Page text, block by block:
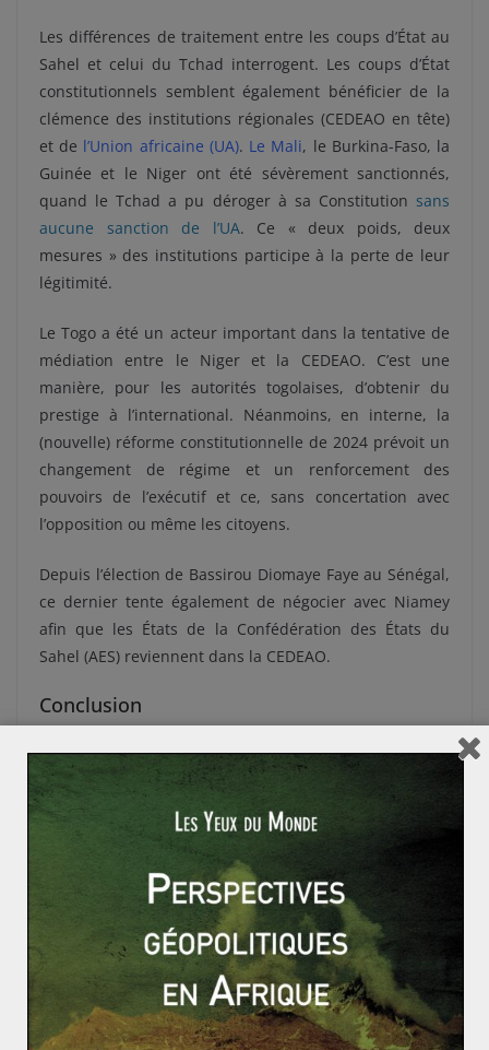
Les différences de traitement entre les coups d’État au
Sahel et celui du Tchad interrogent. Les coups d’État
constitutionnels semblent également bénéficier de la
clémence des institutions régionales (CEDEAO en tête)
et de l’Union africaine (UA). Le Mali, le Burkina-Faso, la
Guinée et le Niger ont été sévèrement sanctionnés,
quand le Tchad a pu déroger à sa Constitution sans
aucune sanction de l’UA. Ce « deux poids, deux
mesures » des institutions participe à la perte de leur
légitimité.
Le Togo a été un acteur important dans la tentative de
médiation entre le Niger et la CEDEAO. C’est une
manière, pour les autorités togolaises, d’obtenir du
prestige à l’international. Néanmoins, en interne, la
(nouvelle) réforme constitutionnelle de 2024 prévoit un
changement de régime et un renforcement des
pouvoirs de l’exécutif et ce, sans concertation avec
l’opposition ou même les citoyens.
Depuis l’élection de Bassirou Diomaye Faye au Sénégal,
ce dernier tente également de négocier avec Niamey
afin que les États de la Confédération des États du
Sahel (AES) reviennent dans la CEDEAO.
Conclusion
Le 29 janvier 2025, les États de l’AES se retirèrent
officiellement de la CEDEAO. Afin de renforcer leur
coopération, l’AES a émis un passeport biométrique
fonctionnant au sein de ces trois pays.
Cette sortie de la CEDEAO est un signal fort adressé par
l’AES. Tant la CEDEAO que l’AES souhaitent toutefois
que des solutions pratiques soient trouvées pour les
populations et les échanges commerciaux.
L’AES est une forme originale d’organisation régionale
africaine car elle concerne des pays ayant des